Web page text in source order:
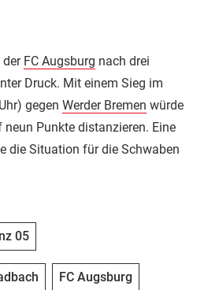
der FC Augsburg nach drei
Druck. Mit einem Sieg im
gegen Werder Bremen würde
Punkte distanzieren. Eine
die Situation für die Schwaben
05
FC Augsburg